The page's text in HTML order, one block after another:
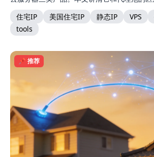
场景与选购建议。
住宅IP 美国住宅IP 静态IP VPS
tools
📌 推荐